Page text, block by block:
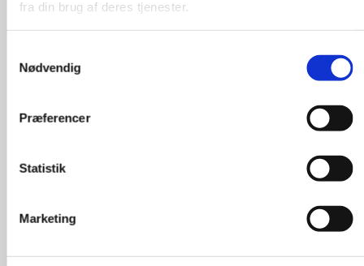
fra din brug af deres tjenester.
Nødvendig
Præferencer
Statistik
Marketing
NR 27360-MI
BLOMMIGT